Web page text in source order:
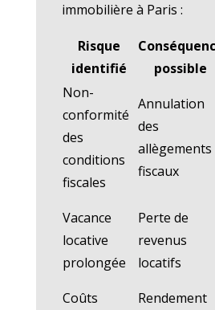
immobilière à Paris :
Risque
identifié
possible
Non-
conformité
des
conditions
fiscales
Annulation
des
allègements
fiscaux
Vacance
locative
prolongée
Perte de
revenus
locatifs
Coûts
Rendement